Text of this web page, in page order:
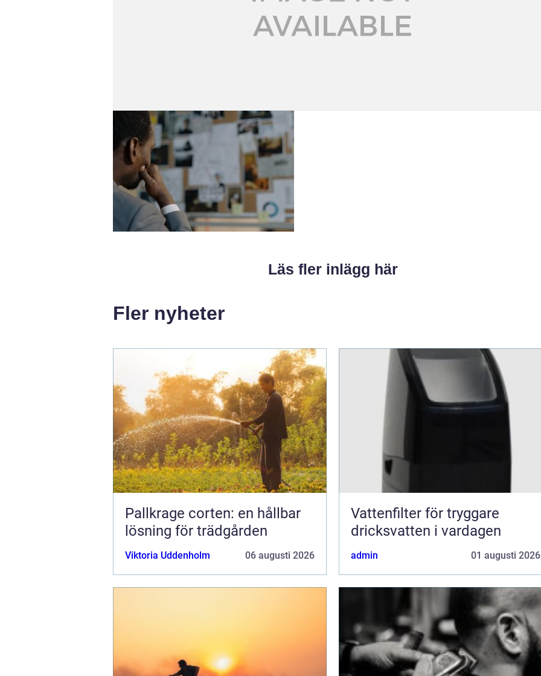
Läs fler inlägg här
Fler nyheter
Pallkrage corten: en hållbar
lösning för trädgården
Viktoria Uddenholm 06 augusti 2026
Vattenfilter för tryggare
dricksvatten i vardagen
admin 01 augusti 2026